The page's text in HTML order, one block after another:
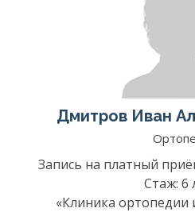
Дмитров Иван
Запись на платный
Стаж: 6
«Клиника ортопедии